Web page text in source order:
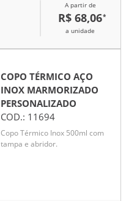
A partir de
R$ 68,06*
a unidade
COPO TÉRMICO AÇO
INOX MARMORIZADO
PERSONALIZADO
COD.: 11694
Copo Térmico Inox 500ml com
tampa e abridor.